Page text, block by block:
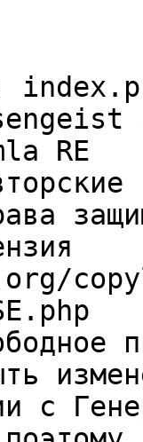
RE
с